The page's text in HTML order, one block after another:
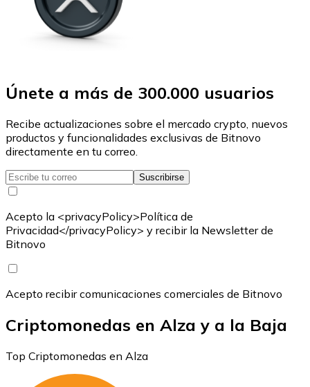
Únete a más de 300.000 usuarios
Recibe actualizaciones sobre el mercado crypto, nuevos
productos y funcionalidades exclusivas de Bitnovo
directamente en tu correo.
Suscribirse
Acepto la <privacyPolicy>Política de
Privacidad</privacyPolicy> y recibir la Newsletter de
Bitnovo
Acepto recibir comunicaciones comerciales de Bitnovo
Criptomonedas en Alza y a la Baja
Top Criptomonedas en Alza